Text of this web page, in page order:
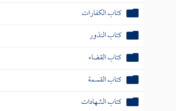
كتاب الكفارات
كتاب النذور
كتاب القضاء
كتاب القسمة
كتاب الشهادات